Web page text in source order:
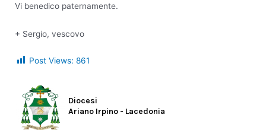
Vi benedico paternamente.
+ Sergio, vescovo
Post Views: 861
Diocesi
Ariano Irpino - Lacedonia